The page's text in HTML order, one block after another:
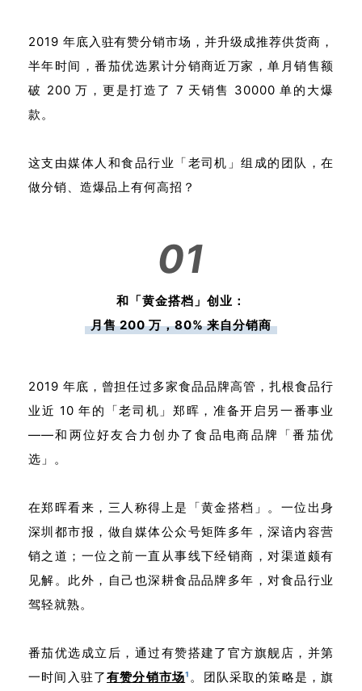
2019 年底入驻有赞分销市场，并升级成推荐供货商，
半年时间，番茄优选累计分销商近万家，单月销售额
破 200 万，更是打造了 7 天销售 30000 单的大爆
款。
这支由媒体人和食品行业「老司机」组成的团队，在
做分销、造爆品上有何高招？
01
和「黄金搭档」创业：
月售 200 万，80% 来自分销商
2019 年底，曾担任过多家食品品牌高管，扎根食品行
业近 10 年的「老司机」郑晖，准备开启另一番事业
——和两位好友合力创办了食品电商品牌「番茄优
选」。
在郑晖看来，三人称得上是「黄金搭档」。一位出身
深圳都市报，做自媒体公众号矩阵多年，深谙内容营
销之道；一位之前一直从事线下经销商，对渠道颇有
见解。此外，自己也深耕食品品牌多年，对食品行业
驾轻就熟。
番茄优选成立后，通过有赞搭建了官方旗舰店，并第
一时间入驻了有赞分销市场¹。 团队采取的策略是，旗